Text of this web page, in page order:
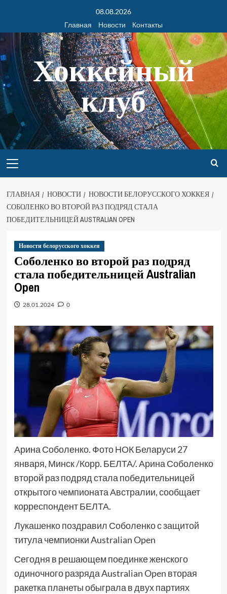
08.08.2026
Главная
Новости Контакты
Хоккейный
клуб
ГЛАВНАЯ НОВОСТИ
НОВОСТИ БЕЛОРУССКОГО ХОККЕЯ
СОБОЛЕНКО ВО ВТОРОЙ РАЗ ПОДРЯД СТАЛА
ПОБЕДИТЕЛЬНИЦЕЙ AUSTRALIAN OPEN
Новости белорусского хоккея
Соболенко во второй раз подряд
стала победительницей Australian
Open
28.01.2024 0
Арина Соболенко. Фото НОК Беларуси 27
января, Минск /Корр. БЕЛТА/. Арина Соболенко
второй раз подряд стала победительницей
открытого чемпионата Австралии, сообщает
корреспондент БЕЛТА.
Лукашенко поздравил Соболенко с защитой
титула чемпионки Australian Open
Сегодня в решающем поединке женского
одиночного разряда Australian Open вторая
ракетка планеты обыграла в двух партиях